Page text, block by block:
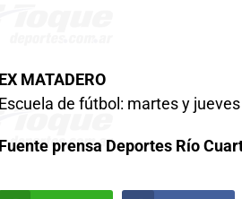
EX MATADERO
Escuela de fútbol: martes y
Fuente prensa Deportes Río